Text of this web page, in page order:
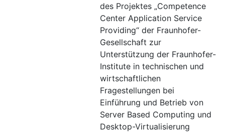
des Projektes „Competence
Center Application Service
Providing“ der Fraunhofer-
Gesellschaft zur
Unterstützung der Fraunhofer-
Institute in technischen und
wirtschaftlichen
Fragestellungen bei
Einführung und Betrieb von
Server Based Computing und
Desktop-Virtualisierung